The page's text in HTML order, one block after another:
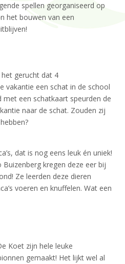
spellen georganiseerd op
het bouwen van een
gerucht dat 4
vakantie een schat in de school
met een schatkaart speurden de
naar de schat. Zouden zij
dat is nog eens leuk én uniek!
Buizenberg kregen deze eer bij
Ze leerden deze dieren
voeren en knuffelen. Wat een
Koet zijn hele leuke
gemaakt! Het lijkt wel al